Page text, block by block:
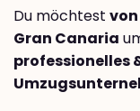
Du möchtest
Gran Canaria
professionelles